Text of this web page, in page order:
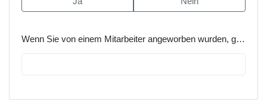
Wenn Sie von einem Mitarbeiter angeworben wurden, geben Sie hier den Name des Mitarbeitenden an